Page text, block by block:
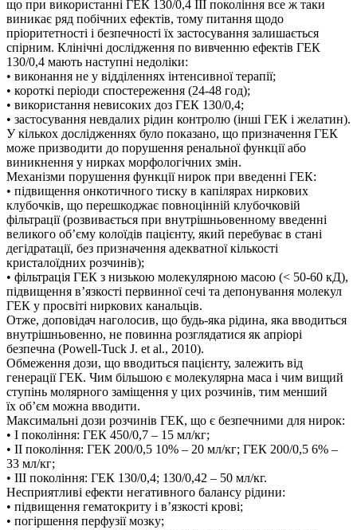
що при використанні ГЕК 130/0,4 III покоління все ж таки
виникає ряд побічних ефектів, тому питання щодо
пріоритетності і безпечності їх застосування залишається
спірним. Клінічні дослідження по вивченню ефектів ГЕК
130/0,4 мають наступні недоліки:
• виконання не у відділеннях інтенсивної терапії;
• короткі періоди спостереження (24-48 год);
• використання невисоких доз ГЕК 130/0,4;
• застосування невдалих рідин контролю (інші ГЕК і желатин).
У кількох дослідженнях було показано, що призначення ГЕК
може призводити до порушення ренальної функції або
виникнення у нирках морфологічних змін.
Механізми порушення функції нирок при введенні ГЕК:
• підвищення онкотичного тиску в капілярах ниркових
клубочків, що перешкоджає повноцінній клубочковій
фільтрації (розвивається при внутрішньовенному введенні
великого об’єму колоїдів пацієнту, який перебуває в стані
дегідратації, без призначення адекватної кількості
кристалоїдних розчинів);
• фільтрація ГЕК з низькою молекулярною масою (< 50-60 кД),
підвищення в’язкості первинної сечі та депонування молекул
ГЕК у просвіті ниркових канальців.
Отже, доповідач наголосив, що будь-яка рідина, яка вводиться
внутрішньовенно, не повинна розглядатися як апріорі
безпечна (Powell-Tuck J. et al., 2010).
Обмеження дози, що вводиться пацієнту, залежить від
генерації ГЕК. Чим більшою є молекулярна маса і чим вищий
ступінь молярного заміщення у цих розчинів, тим менший
їх об’єм можна вводити.
Максимальні дози розчинів ГЕК, що є безпечними для нирок:
• I покоління: ГЕК 450/0,7 – 15 мл/кг;
• II покоління: ГЕК 200/0,5 10% – 20 мл/кг; ГЕК 200/0,5 6% –
33 мл/кг;
• III покоління: ГЕК 130/0,4; 130/0,42 – 50 мл/кг.
Несприятливі ефекти негативного балансу рідини:
• підвищення гематокриту і в’язкості крові;
• погіршення перфузії мозку;